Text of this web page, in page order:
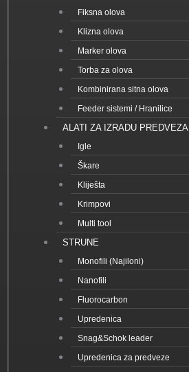
Fiksna olova
Klizna olova
Marker olova
Torba za olova
Kombinirana sitna olova
Feeder sistemi / Hranilice
ALATI ZA IZRADU PREDVEZA
Igle
Škare
Kliješta
Krimpovi
Multi tool
STRUNE
Monofili (Najiloni)
Nanofili
Fluorocarbon
Upredenica
Snag&Schok leader
Upredenica za predveze